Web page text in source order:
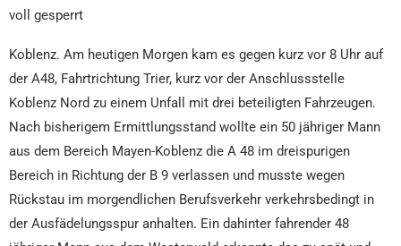
voll gesperrt
Koblenz. Am heutigen Morgen kam es gegen kurz vor 8 Uhr auf
der A48, Fahrtrichtung Trier, kurz vor der Anschlussstelle
Koblenz Nord zu einem Unfall mit drei beteiligten Fahrzeugen.
Nach bisherigem Ermittlungsstand wollte ein 50 jähriger Mann
aus dem Bereich Mayen-Koblenz die A 48 im dreispurigen
Bereich in Richtung der B 9 verlassen und musste wegen
Rückstau im morgendlichen Berufsverkehr verkehrsbedingt in
der Ausfädelungsspur anhalten. Ein dahinter fahrender 48